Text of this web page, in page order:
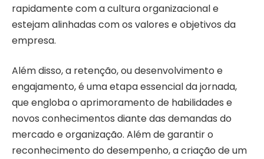
rapidamente com a cultura organizacional e
estejam alinhadas com os valores e objetivos da
empresa.
Além disso, a retenção, ou desenvolvimento e
engajamento, é uma etapa essencial da jornada,
que engloba o aprimoramento de habilidades e
novos conhecimentos diante das demandas do
mercado e organização. Além de garantir o
reconhecimento do desempenho, a criação de um